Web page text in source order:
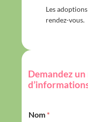
Les
rendez-vous.
Demandez
Nom *